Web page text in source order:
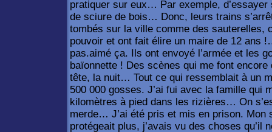
pratiquer sur eux… Par exemple,
de sciure de bois… Donc, leurs trains
tombés sur la ville comme des sauterelles,
pouvoir et ont fait élire un maire de 12 ans
pas.aimé ça. Ils ont envoyé l’armée et les
baïonnette ! Des scènes qui me font
tête, la nuit… Tout ce qui ressemblait à un
500 000 gosses. J’ai fui avec la famille qui
kilomètres à pied dans les rizières… On
merde… J’ai été pris et mis en prison. Mon
protégeait plus, j’avais vu des choses qu’il